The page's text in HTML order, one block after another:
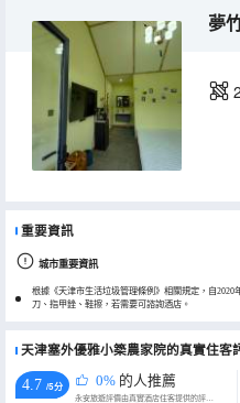
夢
重要資訊
城市重要資訊
根據《天津市生活垃圾管理條例》相關規定，自
刀、指甲銼、鞋擦，若需要可諮詢酒店。
天津塞外優雅小築農家院的真實住客
4.7 /5分 0% 的人推薦
永安旅遊評價由真實酒店住客提供的評價。